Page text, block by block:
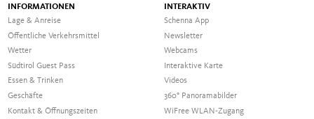
INFORMATIONEN
Lage & Anreise
Öffentliche Verkehrsmittel
Wetter
Südtirol Guest Pass
Essen & Trinken
Geschäfte
Kontakt & Öffnungszeiten
INTERAKTIV
Schenna App
Newsletter
Webcams
Interaktive Karte
Videos
360° Panoramabilder
WiFree WLAN-Zugang